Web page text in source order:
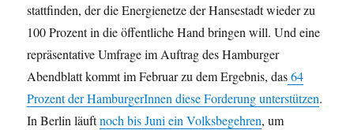
stattfinden, der die Energienetze der Hansestadt wieder zu
100 Prozent in die öffentliche Hand bringen will. Und eine
repräsentative Umfrage im Auftrag des Hamburger
Abendblatt kommt im Februar zu dem Ergebnis, das64
Prozent der HamburgerInnen diese Forderung unterstützen.
In Berlin läuftnoch bis Juni ein Volksbegehren, um